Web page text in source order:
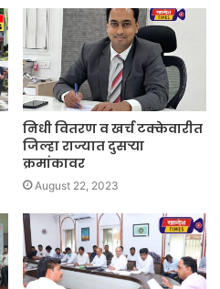
निधी वितरण व खर्च टक्केवारीत
जिल्हा राज्यात दुसऱ्या
क्रमांकावर
August 22, 2023